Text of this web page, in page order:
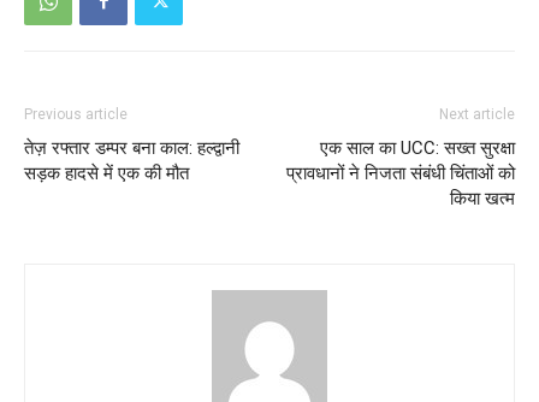
Previous article
तेज़ रफ्तार डम्पर बना काल: हल्द्वानी
सड़क हादसे में एक की मौत
Next article
एक साल का UCC: सख्त सुरक्षा
प्रावधानों ने निजता संबंधी चिंताओं को
किया खत्म